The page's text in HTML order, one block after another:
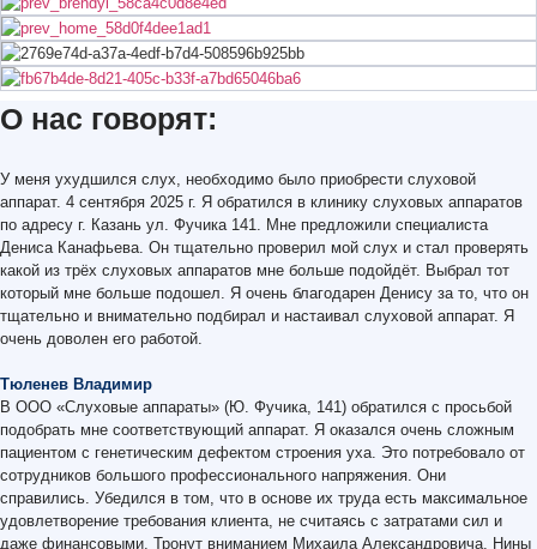
О нас говорят:
У меня ухудшился слух, необходимо было приобрести слуховой
аппарат. 4 сентября 2025 г. Я обратился в клинику слуховых аппаратов
по адресу г. Казань ул. Фучика 141. Мне предложили специалиста
Дениса Канафьева. Он тщательно проверил мой слух и стал проверять
какой из трёх слуховых аппаратов мне больше подойдёт. Выбрал тот
который мне больше подошел. Я очень благодарен Денису за то, что он
тщательно и внимательно подбирал и настаивал слуховой аппарат. Я
очень доволен его работой.
Тюленев Владимир
В ООО «Слуховые аппараты» (Ю. Фучика, 141) обратился с просьбой
подобрать мне соответствующий аппарат. Я оказался очень сложным
пациентом с генетическим дефектом строения уха. Это потребовало от
сотрудников большого профессионального напряжения. Они
справились. Убедился в том, что в основе их труда есть максимальное
удовлетворение требования клиента, не считаясь с затратами сил и
даже финансовыми. Тронут вниманием Михаила Александровича, Нины